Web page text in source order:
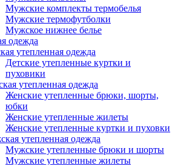
Мужские комплекты термобелья
Мужские термофутболки
Мужское нижнее белье
одежда
утепленная одежда
Детские утепленные куртки и
пуховики
утепленная одежда
Женские утепленные брюки, шорты,
юбки
Женские утепленные жилеты
Женские утепленные куртки и пуховки
утепленная одежда
Мужские утепленные брюки и шорты
Мужские утепленные жилеты